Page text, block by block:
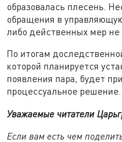
образовалась плесень.
обращения в
либо действенных мер
По итогам
которой планируется
появления пара, будет
процессуальное решение.
Уважаемые читатели
Если вам есть чем